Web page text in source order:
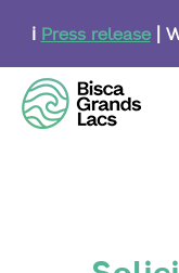
content
ℹ️ Press release|